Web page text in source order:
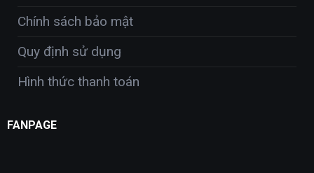
Chính sách bảo mật
Quy định sử dụng
Hình thức thanh toán
FANPAGE